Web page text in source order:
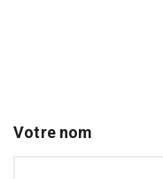
Votre nom